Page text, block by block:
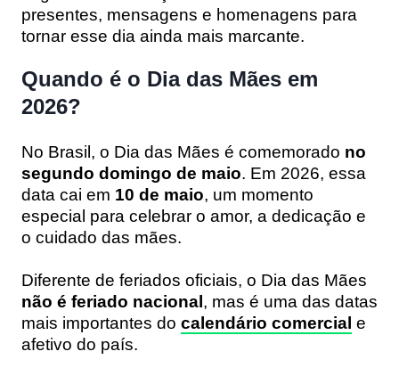
presentes, mensagens e homenagens para
tornar esse dia ainda mais marcante.
Quando é o Dia das Mães em
2026?
No Brasil, o Dia das Mães é comemorado no
segundo domingo de maio. Em 2026, essa
data cai em 10 de maio, um momento
especial para celebrar o amor, a dedicação e
o cuidado das mães.
Diferente de feriados oficiais, o Dia das Mães
não é feriado nacional, mas é uma das datas
mais importantes do calendário comercial e
afetivo do país.